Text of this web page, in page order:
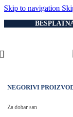
Skip to navigation
NEGORIVI
Za dobar san